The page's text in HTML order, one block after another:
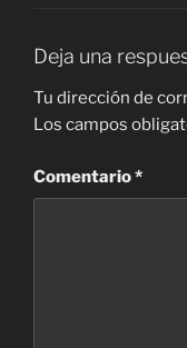
Deja una
Tu dirección de
Los campos
Comentario*